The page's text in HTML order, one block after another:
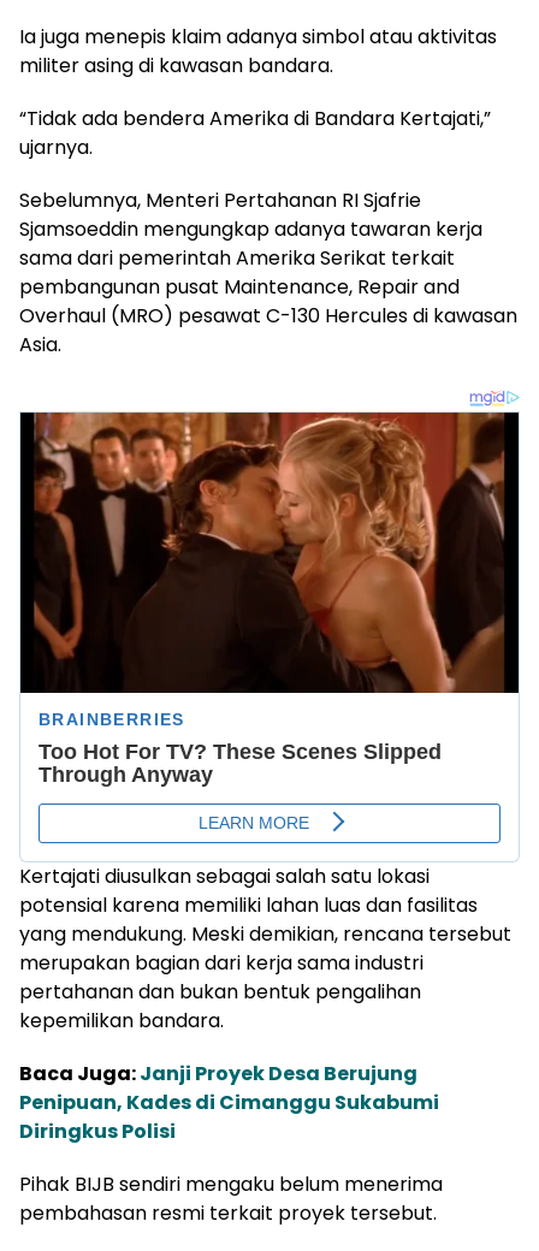
Ia juga menepis klaim adanya simbol atau aktivitas
militer asing di kawasan bandara.
“Tidak ada bendera Amerika di Bandara Kertajati,”
ujarnya.
Sebelumnya, Menteri Pertahanan RI Sjafrie
Sjamsoeddin mengungkap adanya tawaran kerja
sama dari pemerintah Amerika Serikat terkait
pembangunan pusat Maintenance, Repair and
Overhaul (MRO) pesawat C-130 Hercules di kawasan
Asia.
Kertajati diusulkan sebagai salah satu lokasi
potensial karena memiliki lahan luas dan fasilitas
yang mendukung. Meski demikian, rencana tersebut
merupakan bagian dari kerja sama industri
pertahanan dan bukan bentuk pengalihan
kepemilikan bandara.
Baca Juga:Janji Proyek Desa Berujung
Penipuan, Kades di Cimanggu Sukabumi
Diringkus Polisi
Pihak BIJB sendiri mengaku belum menerima
pembahasan resmi terkait proyek tersebut.